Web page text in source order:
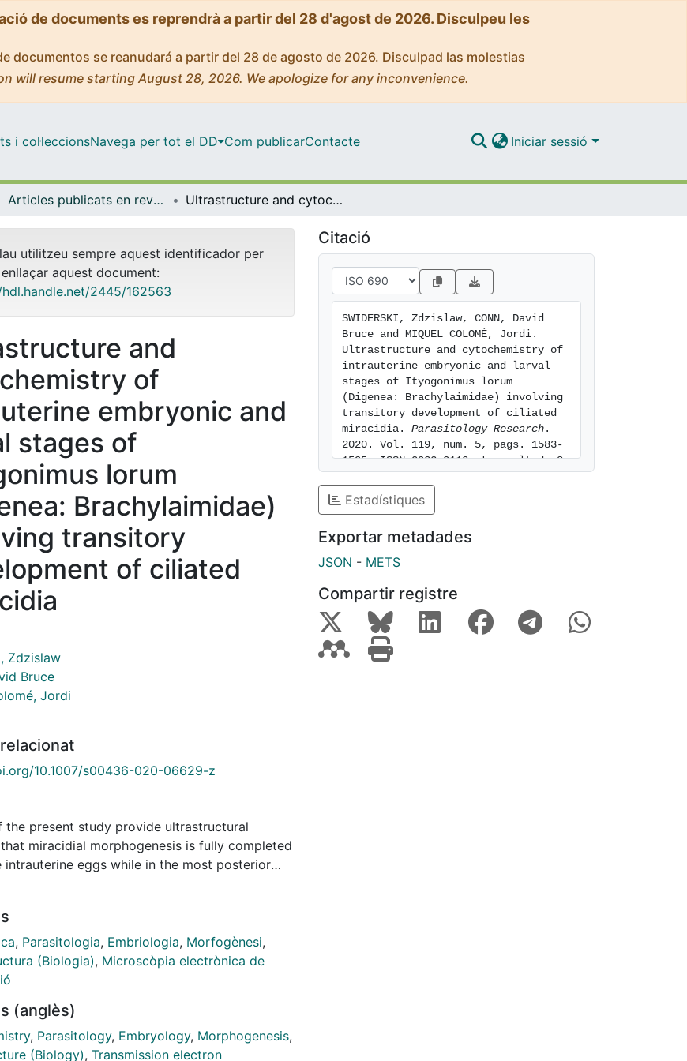
de documents es reprendrà a partir del 28 d'agost de 2026. Disculpeu les
documentos se reanudará a partir del 28 de agosto de 2026. Disculpad las molestias
will resume starting August 28, 2026. We apologize for any inconvenience.
i col·leccionsNavega per tot el DD Com publicarContacte Iniciar sessió
Articles publicats en revistes (Biologia, Sanitat i Medi Ambient) Ultrastructure and cytochemistry of intrauterine embryonic and larval stages of Ityogonimus lorum (Digenea: Brachylaimidae) involving transitory development of ciliated miracidia
utilitzeu sempre aquest identificador per
aquest document:
2445/162563
and
of
embryonic and
stages of
lorum
Brachylaimidae)
transitory
of ciliated
Zdzislaw
Bruce
Jordi
10.1007/s00436-020-06629-z
the present study provide ultrastructural
miracidial morphogenesis is fully completed
intrauterine eggs while in the most posterior
of Ityogonimus lorum, a digenean parasite
Using transmission electron microscopy (TEM),
characteristics of diverse cell types and
of these developing embryos and fully
within the eggshell were examined. The
previously by many authors for other
However, the developing miracidia are unique
described digeneans in possessing
, Parasitologia, Embriologia, Morfogènesi,
(Biologia), Microscòpia electrònica de
(anglès)
, Parasitology, Embryology, Morphogenesis,
(Biology), Transmission electron
Citació
SWIDERSKI, Zdzislaw, CONN, David
Bruce and MIQUEL COLOMÉ, Jordi.
Ultrastructure and cytochemistry of
intrauterine embryonic and larval
stages of Ityogonimus lorum
(Digenea: Brachylaimidae) involving
transitory development of ciliated
miracidia. Parasitology Research .
2020. Vol. 119, num. 5, pags. 1583-
1595. ISSN 0932-0113. [consulted: 8
https://hdl.handle.net/2445/162563
Estadístiques
Exportar metadades
JSON - METS
Compartir registre